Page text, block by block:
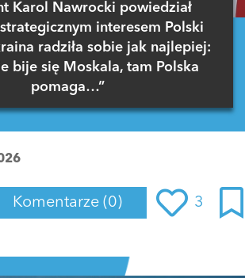
Karol Nawrocki powiedział
interesem Polski
radziła sobie jak najlepiej:
bije się Moskala, tam Polska
pomaga…”
Komentarze (0) 3